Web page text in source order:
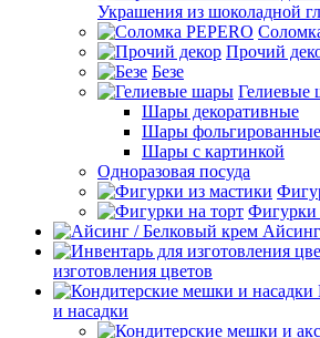
Украшения из шоколадной
Прочий
Безе
Гелиевые
Шары декоративные
Шары фольгированные
Шары с картинкой
Одноразовая посуда
Фигурки
изготовления цветов
и насадки